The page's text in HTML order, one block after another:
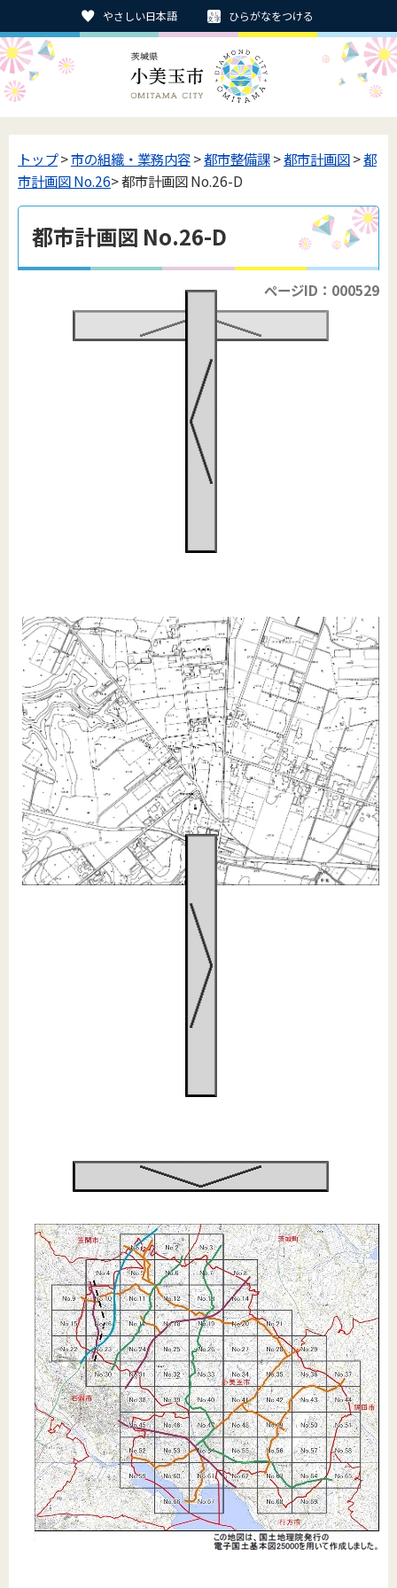
やさしい日本語 ひらがなをつける
トップ>市の組織・業務内容>都市整備課>都市計画図>都
市計画図 No.26> 都市計画図 No.26-D
都市計画図 No.26-D
ページID：000529